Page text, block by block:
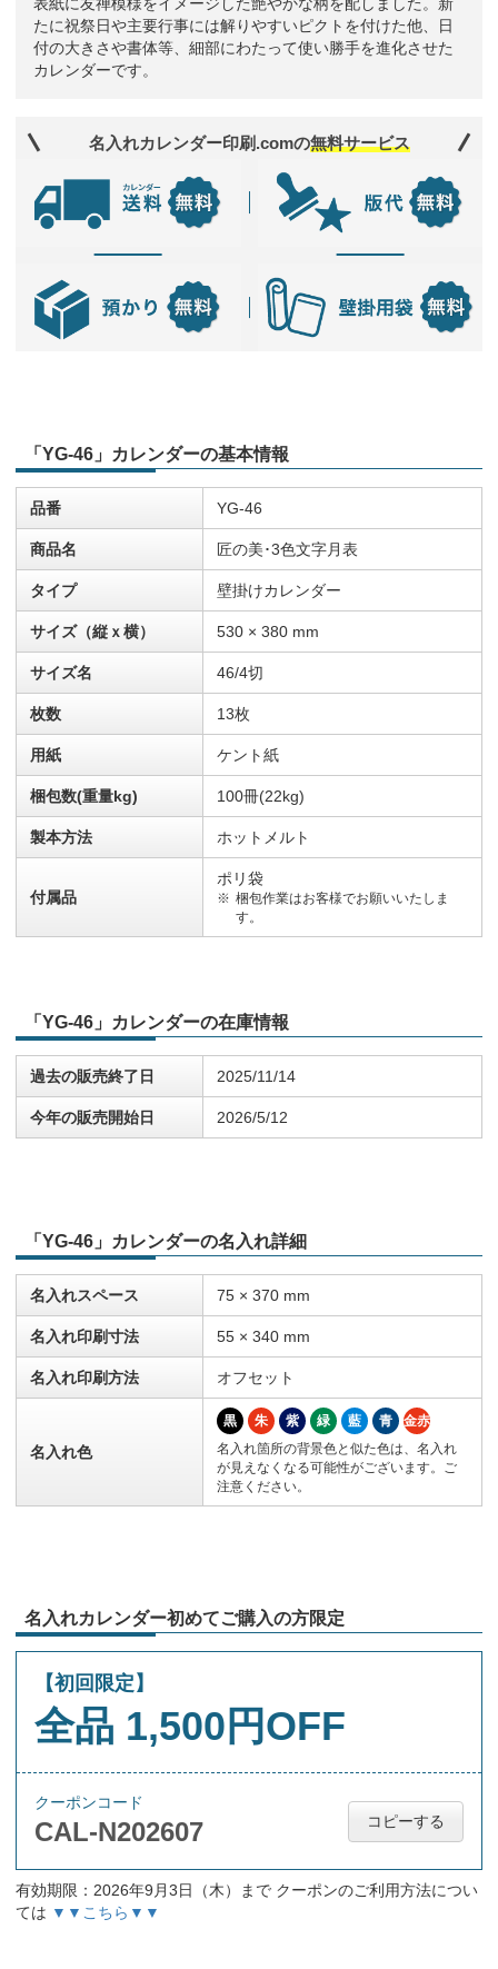
表紙に友禅模様をイメージした艶やかな柄を配しました。新
たに祝祭日や主要行事には解りやすいピクトを付けた他、日
付の大きさや書体等、細部にわたって使い勝手を進化させた
カレンダーです。
名入れカレンダー印刷.comの無料サービス
「YG-46」カレンダーの基本情報
品番 YG-46
商品名 匠の美･3色文字月表
タイプ 壁掛けカレンダー
サイズ（縦ｘ横） 530 × 380 mm
サイズ名 46/4切
枚数 13枚
用紙 ケント紙
梱包数(重量kg) 100冊(22kg)
製本方法 ホットメルト
付属品
ポリ袋
梱包作業はお客様でお願いいたしま
す。
「YG-46」カレンダーの在庫情報
過去の販売終了日 2025/11/14
今年の販売開始日 2026/5/12
「YG-46」カレンダーの名入れ詳細
名入れスペース 75 × 370 mm
名入れ印刷寸法 55 × 340 mm
名入れ印刷方法 オフセット
名入れ色
黒 朱 紫 緑 藍 青
金赤
名入れ箇所の背景色と似た色は、名入れ
が見えなくなる可能性がございます。ご
注意ください。
名入れカレンダー初めてご購入の方限定
【初回限定】
全品 1,500円OFF
クーポンコード
CAL-N202607 コピーする
有効期限：2026年9月3日（木）まで クーポンのご利用方法につい
ては ▼▼こちら▼▼